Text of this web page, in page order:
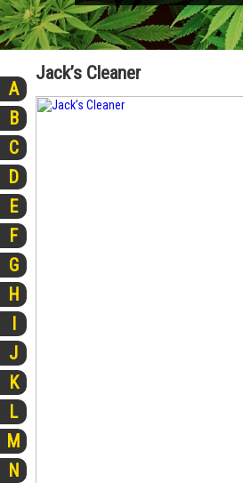
A
B
C
D
E
F
G
H
I
J
K
L
M
N
Jack’s Cleaner